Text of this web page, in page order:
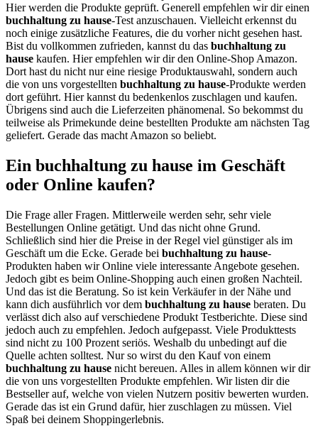
Hier werden die Produkte geprüft. Generell empfehlen wir dir einen
buchhaltung zu hause-Test anzuschauen. Vielleicht erkennst du
noch einige zusätzliche Features, die du vorher nicht gesehen hast.
Bist du vollkommen zufrieden, kannst du das buchhaltung zu
hause kaufen. Hier empfehlen wir dir den Online-Shop Amazon.
Dort hast du nicht nur eine riesige Produktauswahl, sondern auch
die von uns vorgestellten buchhaltung zu hause-Produkte werden
dort geführt. Hier kannst du bedenkenlos zuschlagen und kaufen.
Übrigens sind auch die Lieferzeiten phänomenal. So bekommst du
teilweise als Primekunde deine bestellten Produkte am nächsten Tag
geliefert. Gerade das macht Amazon so beliebt.
Ein buchhaltung zu hause im Geschäft
oder Online kaufen?
Die Frage aller Fragen. Mittlerweile werden sehr, sehr viele
Bestellungen Online getätigt. Und das nicht ohne Grund.
Schließlich sind hier die Preise in der Regel viel günstiger als im
Geschäft um die Ecke. Gerade bei buchhaltung zu hause-
Produkten haben wir Online viele interessante Angebote gesehen.
Jedoch gibt es beim Online-Shopping auch einen großen Nachteil.
Und das ist die Beratung. So ist kein Verkäufer in der Nähe und
kann dich ausführlich vor dem buchhaltung zu hause beraten. Du
verlässt dich also auf verschiedene Produkt Testberichte. Diese sind
jedoch auch zu empfehlen. Jedoch aufgepasst. Viele Produkttests
sind nicht zu 100 Prozent seriös. Weshalb du unbedingt auf die
Quelle achten solltest. Nur so wirst du den Kauf von einem
buchhaltung zu hause nicht bereuen. Alles in allem können wir dir
die von uns vorgestellten Produkte empfehlen. Wir listen dir die
Bestseller auf, welche von vielen Nutzern positiv bewerten wurden.
Gerade das ist ein Grund dafür, hier zuschlagen zu müssen. Viel
Spaß bei deinem Shoppingerlebnis.